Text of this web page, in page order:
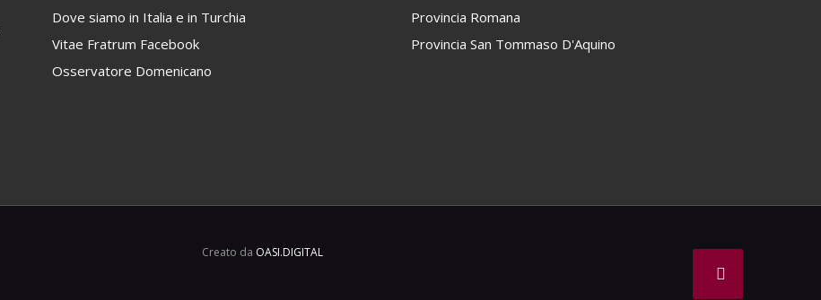
Dove siamo in Italia e in Turchia
Vitae Fratrum Facebook
Osservatore Domenicano
Provincia Romana
Provincia San Tommaso D'Aquino
Creato da OASI.DIGITAL